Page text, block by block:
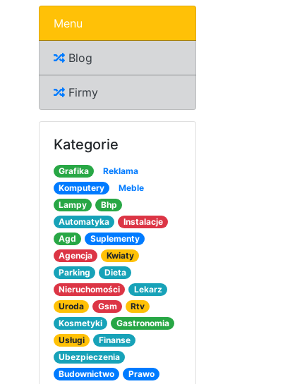
Menu
Blog
Firmy
Kategorie
Grafika
Reklama
Komputery
Meble
Lampy
Bhp
Automatyka
Instalacje
Agd
Suplementy
Agencja
Kwiaty
Parking
Dieta
Nieruchomości
Lekarz
Uroda
Gsm
Rtv
Kosmetyki
Gastronomia
Usługi
Finanse
Ubezpieczenia
Budownictwo
Prawo